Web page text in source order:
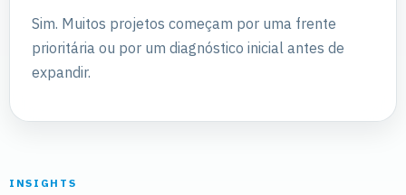
Sim. Muitos projetos começam por uma frente
prioritária ou por um diagnóstico inicial antes de
expandir.
INSIGHTS